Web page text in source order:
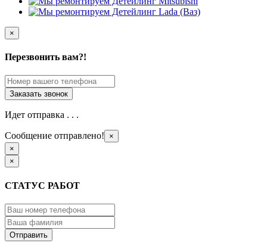
×
Перезвонить вам?!
Идет отправка . . .
Сообщение отправлено!
×
×
×
СТАТУС РАБОТ